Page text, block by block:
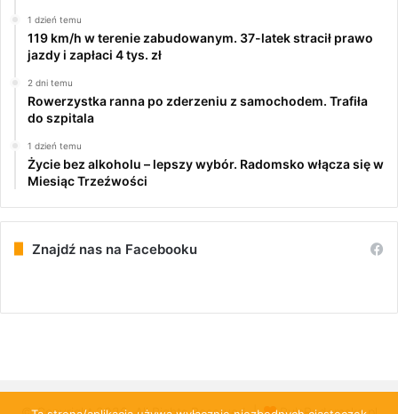
1 dzień temu
119 km/h w terenie zabudowanym. 37-latek stracił prawo
jazdy i zapłaci 4 tys. zł
2 dni temu
Rowerzystka ranna po zderzeniu z samochodem. Trafiła
do szpitala
1 dzień temu
Życie bez alkoholu – lepszy wybór. Radomsko włącza się w
Miesiąc Trzeźwości
Znajdź nas na Facebooku